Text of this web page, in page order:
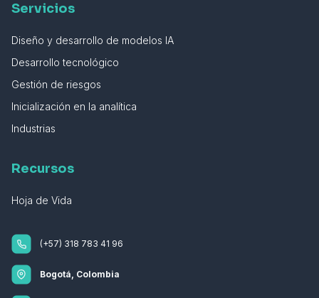
Servicios
Diseño y desarrollo de modelos IA
Desarrollo tecnológico
Gestión de riesgos
Inicialización en la analítica
Industrias
Recursos
Hoja de Vida
(+57) 318 783 41 96
Bogotá, Colombia